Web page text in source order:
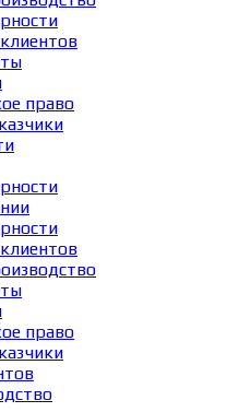
право
право